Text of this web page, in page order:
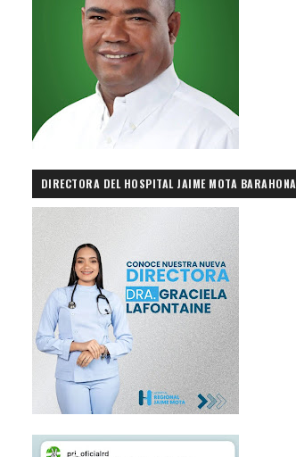
DIRECTORA DEL HOSPITAL JAIME MOTA BARAHONA